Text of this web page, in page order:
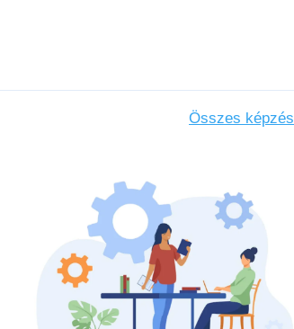
Összes képzés